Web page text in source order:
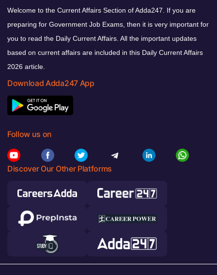
Welcome to the Current Affairs Section of Adda247. If you are
preparing for Government Job Exams, then it is very important for
you to read the Daily Current Affairs. All the important updates
based on current affairs are included in this Daily Current Affairs
2026 article.
Download Adda247 App
Follow us on
Discover Our Other Platforms